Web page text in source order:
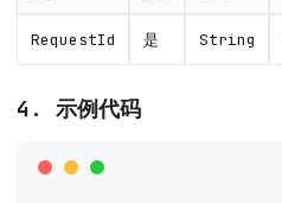
RequestId 是 String
4. 示例代码